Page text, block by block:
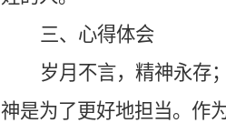
三、心得体会
岁月不言，精神永存
神是为了更好地担当。作